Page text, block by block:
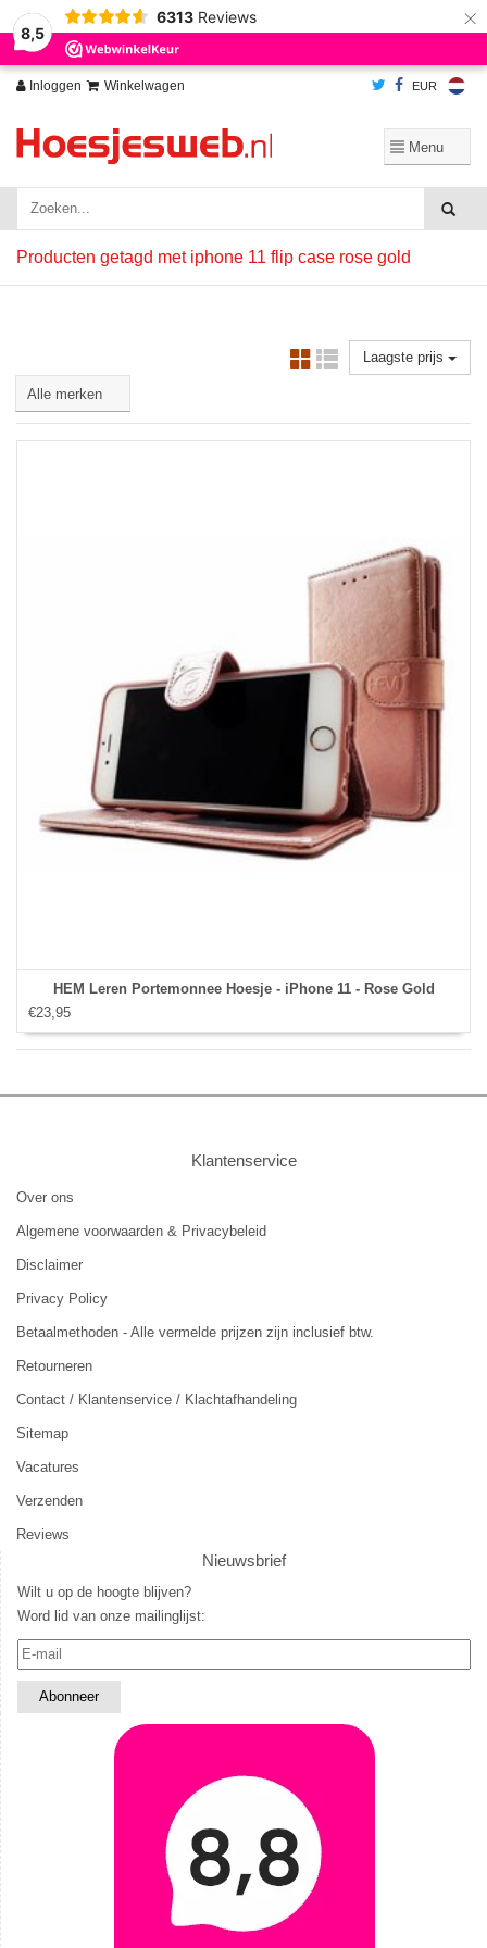
8,5
6313 Reviews ×
Inloggen Winkelwagen EUR
Producten getagd met iphone 11 flip case rose gold
Laagste prijs
HEM Leren Portemonnee Hoesje - iPhone 11 - Rose Gold
€23,95
Klantenservice
Over ons
Algemene voorwaarden & Privacybeleid
Disclaimer
Privacy Policy
Betaalmethoden - Alle vermelde prijzen zijn inclusief btw.
Retourneren
Contact / Klantenservice / Klachtafhandeling
Sitemap
Vacatures
Verzenden
Reviews
Nieuwsbrief
Wilt u op de hoogte blijven?
Word lid van onze mailinglijst:
Wij slaan cookies op om onze website te verbeteren. Is dat akkoord?
Ja
Nee